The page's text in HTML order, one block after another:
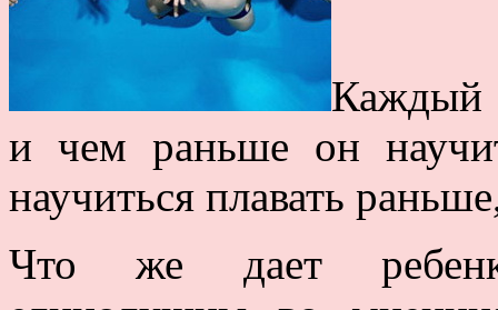
Каждый
и чем раньше он
научиться плавать
Что же дает